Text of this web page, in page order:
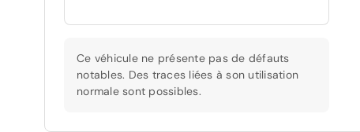
Ce véhicule ne présente pas de défauts
notables. Des traces liées à son utilisation
normale sont possibles.